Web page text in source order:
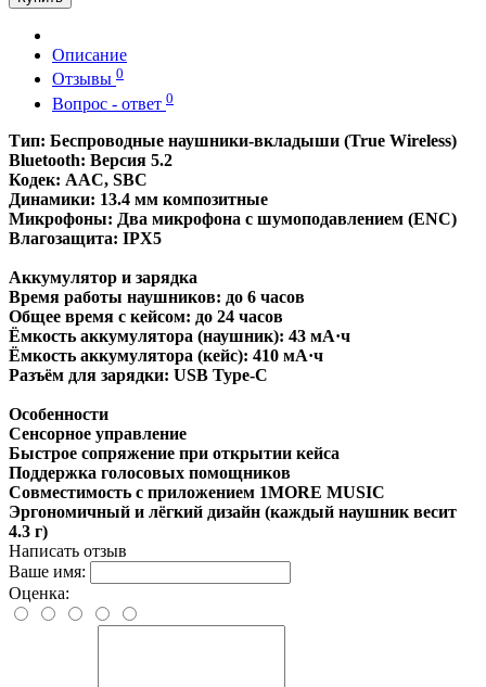
Описание
Отзывы 0
Вопрос - ответ 0
Тип: Беспроводные наушники-вкладыши (True Wireless)
Bluetooth: Версия 5.2
Кодек: AAC, SBC
Динамики: 13.4 мм композитные
Микрофоны: Два микрофона с шумоподавлением (ENC)
Влагозащита: IPX5
Аккумулятор и зарядка
Время работы наушников: до 6 часов
Общее время с кейсом: до 24 часов
Ёмкость аккумулятора (наушник): 43 мА·ч
Ёмкость аккумулятора (кейс): 410 мА·ч
Разъём для зарядки: USB Type-C
Особенности
Сенсорное управление
Быстрое сопряжение при открытии кейса
Поддержка голосовых помощников
Совместимость с приложением 1MORE MUSIC
Эргономичный и лёгкий дизайн (каждый наушник весит
4.3 г)
Написать отзыв
Ваше имя:
Оценка: